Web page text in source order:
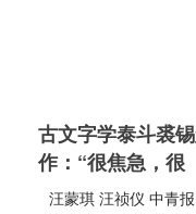
古文字学泰斗裘
作：“很焦急，很
汪蒙琪 汪祯仪 中青